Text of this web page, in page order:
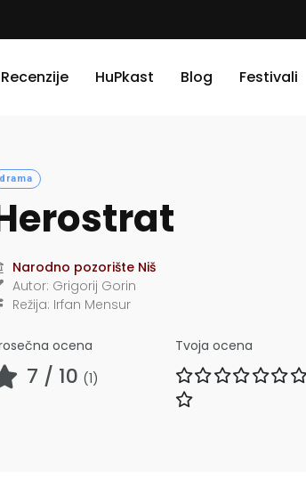
Recenzije HuPkast Blog Festivali
drama
Narodno pozorište Niš
Autor: Grigorij Gorin
Režija: Irfan Mensur
ocena
7 / 10 (1)
Tvoja ocena